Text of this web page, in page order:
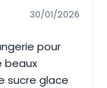
30/01/2026
pour
beaux
sucre glace